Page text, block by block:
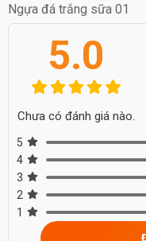
Ngựa đá trắng sữa 01
5.0
Chưa có đánh giá nào.
5
4
3
2
1